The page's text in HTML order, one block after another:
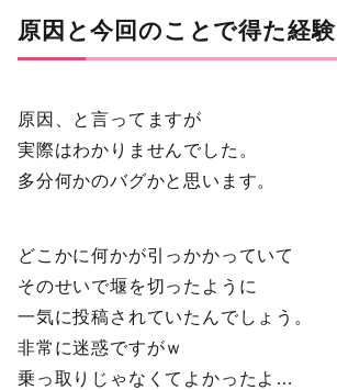
原因と今回のことで得た経験
原因、と言ってますが
実際はわかりませんでした。
多分何かのバグかと思います。
どこかに何かが引っかかっていて
そのせいで堰を切ったように
一気に投稿されていたんでしょう。
非常に迷惑ですがｗ
乗っ取りじゃなくてよかったよ…